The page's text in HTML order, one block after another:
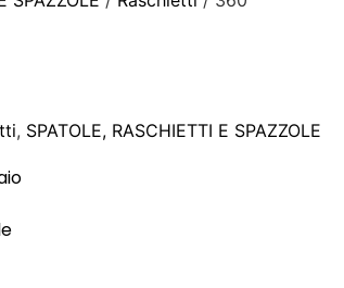
, SPATOLE, RASCHIETTI E SPAZZOLE